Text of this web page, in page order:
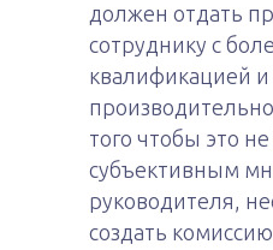
должен отдать
сотруднику с
квалификацией и
того чтобы это
субъективным
руководителя,
создать